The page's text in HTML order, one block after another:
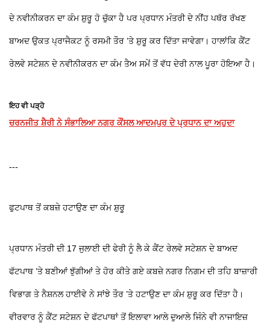
ਦੇ ਨਵੀਨੀਕਰਨ ਦਾ ਕੰਮ ਸ਼ੁਰੂ ਹੋ ਚੁੱਕਾ ਹੈ ਪਰ ਪ੍ਰਧਾਨ ਮੰਤਰੀ ਦੇ ਨੀਂਹ ਪਥੱਰ ਰੱਖਣ
ਬਾਅਦ ਉਕਤ ਪ੍ਰਾਜੈਕਟ ਨੂੰ ਰਸਮੀ ਤੌਰ ’ਤੇ ਸ਼ੁਰੂ ਕਰ ਦਿੱਤਾ ਜਾਵੇਗਾ। ਹਾਲਾਂਕਿ ਕੈਂਟ
ਰੇਲਵੇ ਸਟੇਸ਼ਨ ਦੇ ਨਵੀਨੀਕਰਨ ਦਾ ਕੰਮ ਤੈਅ ਸਮੇਂ ਤੋਂ ਵੱਧ ਦੇਰੀ ਨਾਲ ਪੂਰਾ ਹੋਇਆ ਹੈ।
ਇਹ ਵੀ ਪੜ੍ਹੋ
ਚਰਨਜੀਤ ਸ਼ੈਰੀ ਨੇ ਸੰਭਾਲਿਆ ਨਗਰ ਕੌਂਸਲ ਆਦਮਪੁਰ ਦੇ ਪ੍ਰਧਾਨ ਦਾ ਅਹੁਦਾ
---
ਫੁਟਪਾਥ ਤੋਂ ਕਬਜ਼ੇ ਹਟਾਉਣ ਦਾ ਕੰਮ ਸ਼ੁਰੂ
ਪ੍ਰਧਾਨ ਮੰਤਰੀ ਦੀ 17 ਜੁਲਾਈ ਦੀ ਫੇਰੀ ਨੂੰ ਲੈ ਕੇ ਕੈਂਟ ਰੇਲਵੇ ਸਟੇਸ਼ਨ ਦੇ ਬਾਅਦ
ਫੱਟਪਾਥ ’ਤੇ ਬਣੀਆਂ ਝੁੱਗੀਆਂ ਤੇ ਹੋਰ ਕੀਤੇ ਗਏ ਕਬਜ਼ੇ ਨਗਰ ਨਿਗਮ ਦੀ ਤਹਿ ਬਾਜ਼ਾਰੀ
ਵਿਭਾਗ ਤੇ ਨੈਸ਼ਨਲ ਹਾਈਵੇ ਨੇ ਸਾਂਝੇ ਤੌਰ ’ਤੇ ਹਟਾਉਣ ਦਾ ਕੰਮ ਸ਼ੁਰੂ ਕਰ ਦਿੱਤਾ ਹੈ।
ਵੀਰਵਾਰ ਨੂੰ ਕੈਂਟ ਸਟੇਸ਼ਨ ਦੇ ਫੱਟਪਾਥਾਂ ਤੋਂ ਇਲਾਵਾ ਆਲੇ ਦੁਆਲੇ ਜਿੰਨੇ ਵੀ ਨਾਜਾਇਜ਼